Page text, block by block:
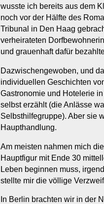
wusste ich bereits aus dem
noch vor der Hälfte des
Tribunal in Den Haag
verheirateten
und grauenhaft dafür
Dazwischengewoben, und
individuellen Geschichten
Gastronomie und Hotelerie
selbst erzählt (die Anlässe
Selbsthilfegruppe). Aber sie
Haupthandlung.
Am meisten nahmen mich
Hauptfigur mit Ende 30
Leben beginnen muss,
stellte mir die völlige
In Berlin brachten wir in der